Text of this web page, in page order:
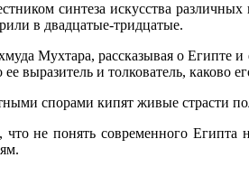
синтеза искусства
в двадцатые-тридцатые.
Мухтара, рассказывая о Египте
выразитель и толкователь, каково
спорами кипят живые страсти
не понять современного Египта